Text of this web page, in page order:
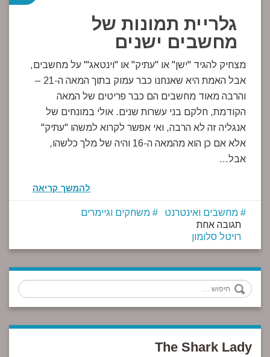
גלריית תמונות של
מחשבים ישנים
מצחיק להגיד "ישן" או "עתיק" או "וינטאג'" על מחשבים,
אבל האמת היא שאנחנו כבר עמוק בתוך המאה ה-21 –
והרבה מאוד מחשבים הם כבר פריטים של המאה
הקודמת, חלקם בני עשרות שנים. אולי במונחים של
אנגליה זה לא הרבה, ואי אפשר לקרוא למשהו "עתיק"
אלא אם כן הוא מהמאה ה-16 והיה של מלך כלשהו,
אבל…
להמשך קריאה
מחשבים ואינטרנט
משחקים וגיימרים
תגובה אחת
רויטל סלומון
חיפוש
The Shark Lady